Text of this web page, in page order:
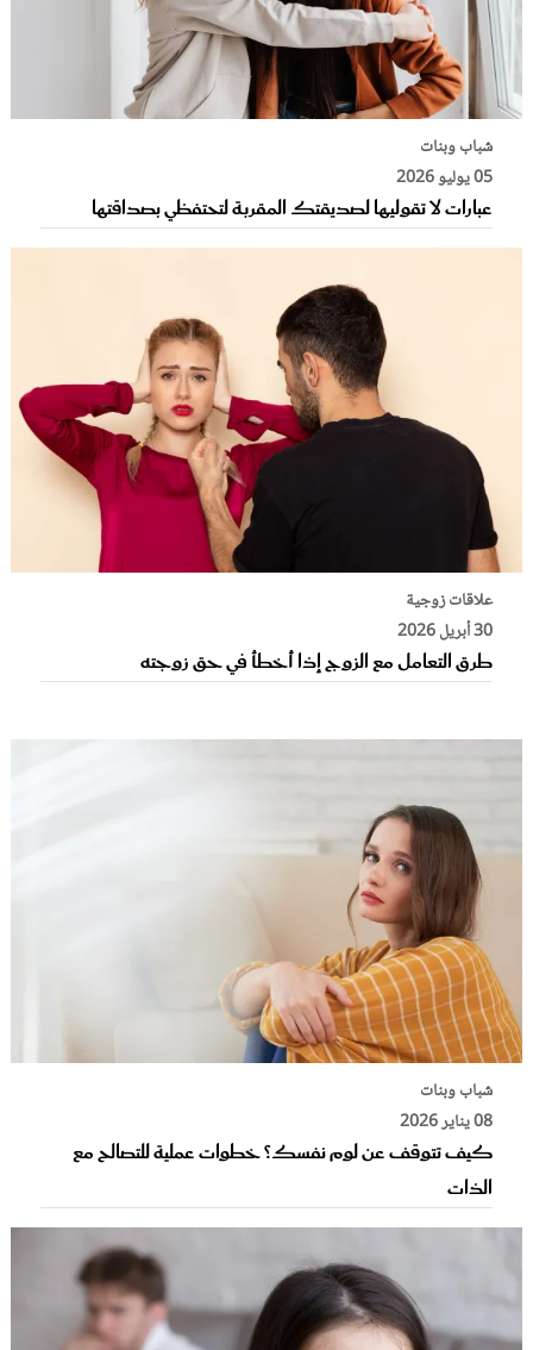
شباب وبنات
05 يوليو 2026
عبارات لا تقوليها لصديقتك المقربة لتحتفظي بصداقتها
علاقات زوجية
30 أبريل 2026
طرق التعامل مع الزوج إذا أخطأ في حق زوجته
شباب وبنات
08 يناير 2026
كيف تتوقف عن لوم نفسك؟ خطوات عملية للتصالح مع
الذات